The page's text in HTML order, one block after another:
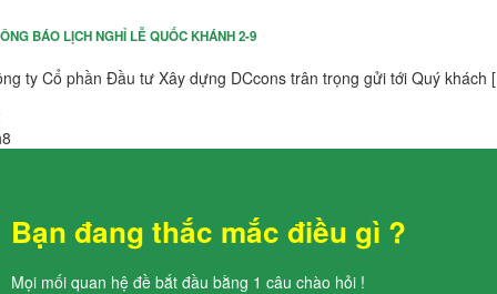
BÁO LỊCH NGHỈ LỄ QUỐC KHÁNH 2-9
ty Cổ phần Đầu tư Xây dựng DCcons trân trọng gửi tới Quý khách
Bạn đang thắc mắc điều gì ?
Mọi mối quan hệ đề bắt đầu bằng 1 câu chào hỏi !